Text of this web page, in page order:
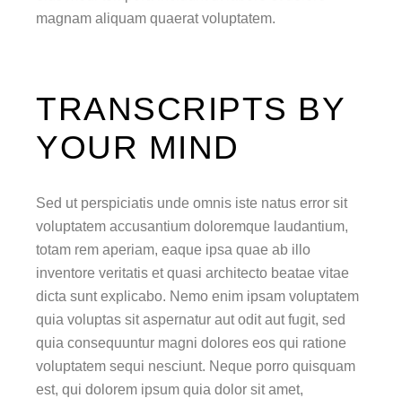
magnam aliquam quaerat voluptatem.
TRANSCRIPTS BY
YOUR MIND
Sed ut perspiciatis unde omnis iste natus error sit
voluptatem accusantium doloremque laudantium,
totam rem aperiam, eaque ipsa quae ab illo
inventore veritatis et quasi architecto beatae vitae
dicta sunt explicabo. Nemo enim ipsam voluptatem
quia voluptas sit aspernatur aut odit aut fugit, sed
quia consequuntur magni dolores eos qui ratione
voluptatem sequi nesciunt. Neque porro quisquam
est, qui dolorem ipsum quia dolor sit amet,